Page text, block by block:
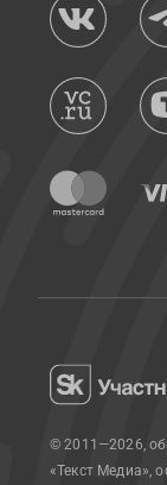
© 2011—2026,
«Текст Медиа»,